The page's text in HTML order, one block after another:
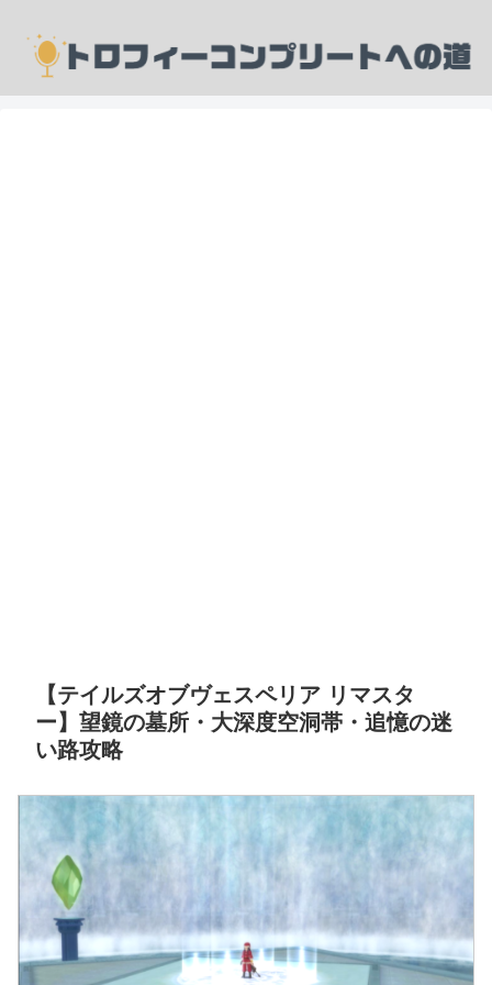
【テイルズオブヴェスペリア リマスタ
ー】望鏡の墓所・大深度空洞帯・追憶の迷
い路攻略